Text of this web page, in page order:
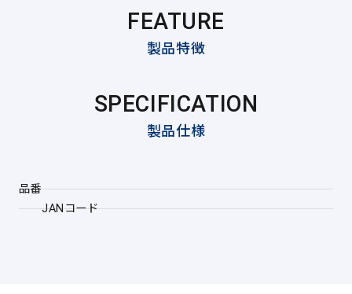
FEATURE
製品特徴
SPECIFICATION
製品仕様
品番
JANコード